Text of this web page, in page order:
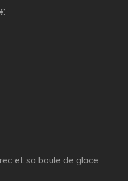
et sa boule de glace